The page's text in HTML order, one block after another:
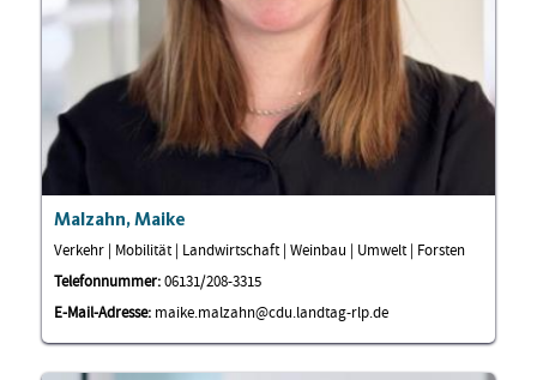
Malzahn, Maike
Verkehr | Mobilität | Landwirtschaft | Weinbau | Umwelt | Forsten
Telefonnummer:06131/208-3315
E-Mail-Adresse: maike.malzahn@cdu.landtag-rlp.de